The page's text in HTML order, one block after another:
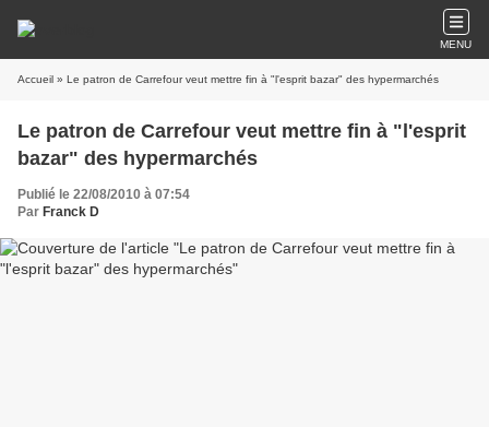
MENU
Accueil » Le patron de Carrefour veut mettre fin à "l'esprit bazar" des hypermarchés
Le patron de Carrefour veut mettre fin à "l'esprit
bazar" des hypermarchés
Publié le 22/08/2010 à 07:54
Par Franck D